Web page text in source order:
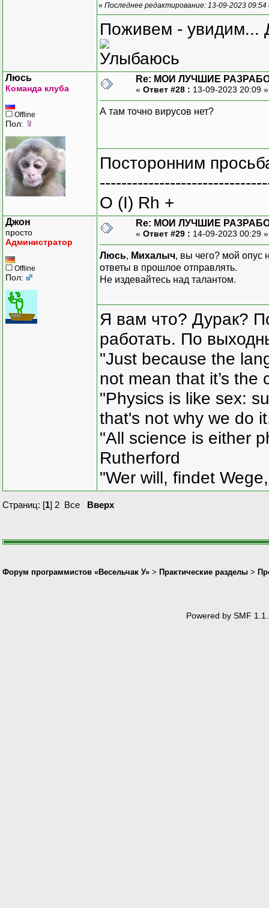
« Последнее редактирование: 13-09-2023
Поживем - увидим...
Люсь
Команда клуба
Offline
Пол:
Re: МОИ ЛУЧШИЕ
« Ответ #28 : 13-09-2023 20:09
А там точно вирусов нет?
Посторонним
O (I) Rh +
Джон
просто
Администратор
Offline
Пол:
Re: МОИ ЛУЧШИЕ
« Ответ #29 : 14-09-2023 00:29
Люсь, Михалыч, вы чего? мой опус
ответы в прошлое отправлять.
Не издевайтесь над талантом.
Я вам что? Дурак?
работать. По
"Just because the
not mean that it’s the
"Physics is like sex:
that's not why we do
"All science is either
Rutherford
"Wer will, findet
Страниц: [1] 2 Все Вверх
Форум программистов «Весельчак У» > Практические разделы >
Powered by SMF